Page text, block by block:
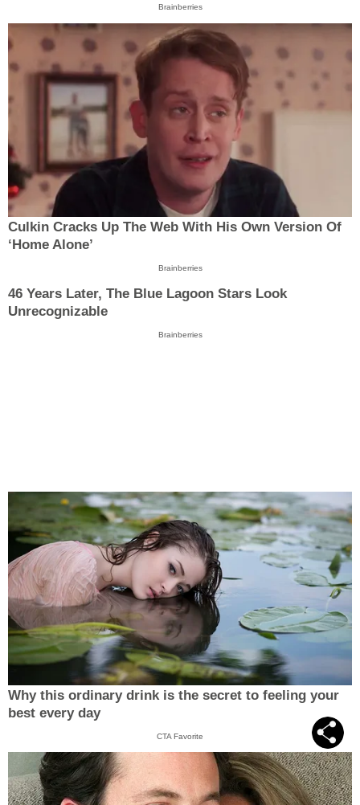
Brainberries
Culkin Cracks Up The Web With His Own Version Of
‘Home Alone’
Brainberries
46 Years Later, The Blue Lagoon Stars Look
Unrecognizable
Brainberries
Why this ordinary drink is the secret to feeling your
best every day
CTA Favorite